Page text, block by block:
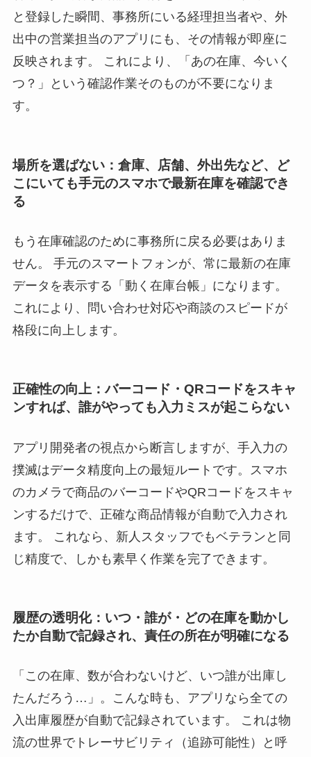
と登録した瞬間、事務所にいる経理担当者や、外
出中の営業担当のアプリにも、その情報が即座に
反映されます。 これにより、「あの在庫、今いく
つ？」という確認作業そのものが不要になりま
す。
場所を選ばない：倉庫、店舗、外出先など、ど
こにいても手元のスマホで最新在庫を確認でき
る
もう在庫確認のために事務所に戻る必要はありま
せん。 手元のスマートフォンが、常に最新の在庫
データを表示する「動く在庫台帳」になります。
これにより、問い合わせ対応や商談のスピードが
格段に向上します。
正確性の向上：バーコード・QRコードをスキャ
ンすれば、誰がやっても入力ミスが起こらない
アプリ開発者の視点から断言しますが、手入力の
撲滅はデータ精度向上の最短ルートです。スマホ
のカメラで商品のバーコードやQRコードをスキャ
ンするだけで、正確な商品情報が自動で入力され
ます。 これなら、新人スタッフでもベテランと同
じ精度で、しかも素早く作業を完了できます。
履歴の透明化：いつ・誰が・どの在庫を動かし
たか自動で記録され、責任の所在が明確になる
「この在庫、数が合わないけど、いつ誰が出庫し
たんだろう…」。こんな時も、アプリなら全ての
入出庫履歴が自動で記録されています。 これは物
流の世界でトレーサビリティ（追跡可能性）と呼